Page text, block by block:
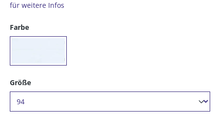
für weitere Infos
Farbeauswählen
Größeauswählen